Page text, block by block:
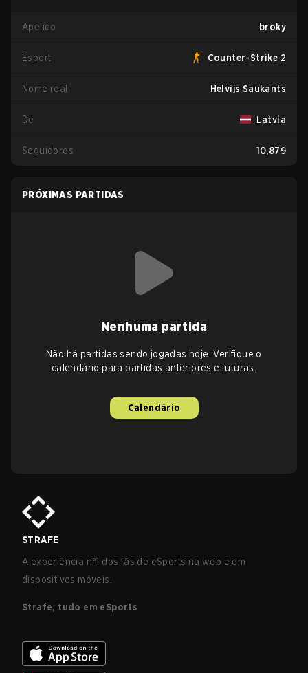
Apelido broky
Esport Counter-Strike 2
Nome real Helvijs Saukants
De Latvia
Seguidores 10,879
PRÓXIMAS PARTIDAS
Nenhuma partida
Não há partidas sendo jogadas hoje. Verifique o
calendário para partidas anteriores e futuras.
Calendário
STRAFE
A experiência nº1 dos fãs de eSports na web e em
dispositivos móveis.
Strafe, tudo em eSports